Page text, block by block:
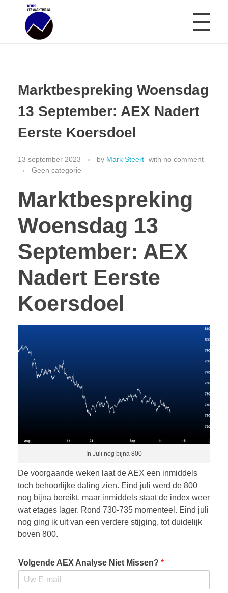
ARCHIEF AEX GRAFIEK
OVER MIJ
CONTACT
Marktbespreking Woensdag
13 September: AEX Nadert
Eerste Koersdoel
13 september 2023 by Mark Steert with no comment
Geen categorie
Marktbespreking
Woensdag 13
September: AEX
Nadert Eerste
Koersdoel
In Juli nog bijna 800
De voorgaande weken laat de AEX een inmiddels
toch behoorlijke daling zien. Eind juli werd de 800
nog bijna bereikt, maar inmiddels staat de index weer
wat etages lager. Rond 730-735 momenteel. Eind juli
nog ging ik uit van een verdere stijging, tot duidelijk
boven 800.
Volgende AEX Analyse Niet Missen? *